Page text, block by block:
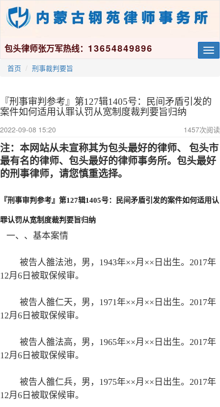
包头律师张万军热线： 13654849896
首页 刑事裁判要旨
『刑事审判参考』第127辑1405号：民间矛盾引发的
案件如何适用认罪认罚从宽制度裁判要旨归纳
2022-09-08 15:20 1457次阅读
注：本网站从未宣称其为包头最好的律师、
包头市
最有名的律师、包头最好的律师事务所。包头最好
的刑事律师，请您慎重选择。
『刑事审判参考』第127辑1405号：民间矛盾引发的案件如何适用认
罪认罚从宽制度裁判要旨归纳
一、 、基本案情
被告人雒法池，男，1943年××月××日出生。2017年
12月6日被取保候审。
被告人雒仁天，男，1971年××月××日出生。2017年
12月6日被取保候审。
被告人雒法高，男，1965年××月××日出生。2017年
12月6日被取保候审。
被告人雒仁兵，男，1975年××月××日出生。2017年
12月6日被取保候审。